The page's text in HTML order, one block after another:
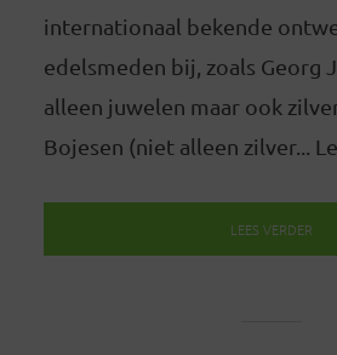
internationaal bekende
edelsmeden bij, zoals Georg
alleen juwelen maar ook
Bojesen (niet alleen zilver...
LEES VERDER